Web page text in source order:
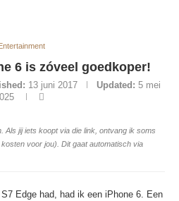
6 is zóveel goedkoper!
13 juni 2017 Updated: 5 mei
Als jij iets koopt via die link, ontvang ik soms
voor jou). Dit gaat automatisch via
Edge had, had ik een iPhone 6. Een